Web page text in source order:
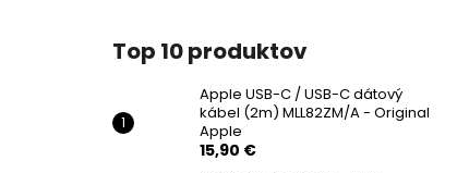
Top 10 produktov
Apple USB-C / USB-C dátový
kábel (2m) MLL82ZM/A - Original
Apple
15,90 €